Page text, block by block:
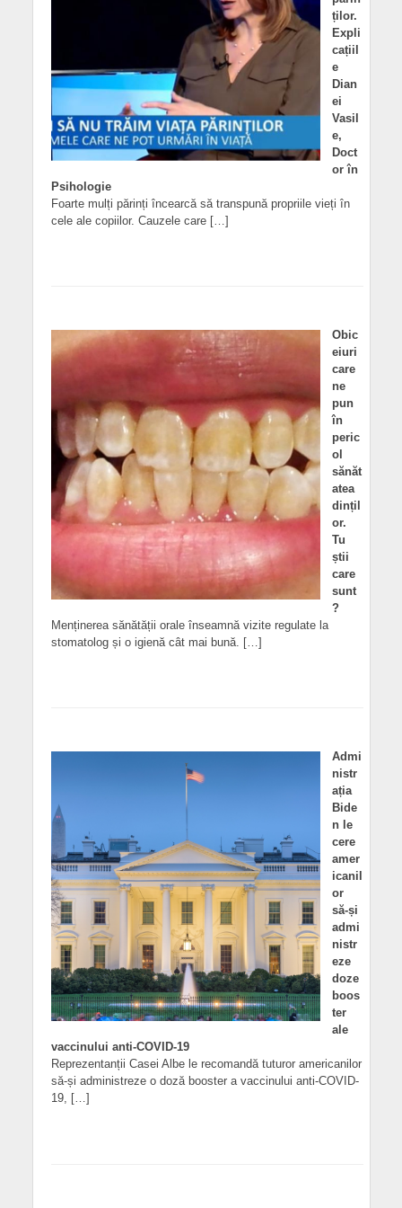
ților.
Expli
cațiil
e
Dian
ei
Vasil
e,
Doct
or în
Psihologie
Foarte mulți părinți încearcă să transpună propriile vieți în
cele ale copiilor. Cauzele care […]
Obic
eiuri
care
ne
pun
în
peric
ol
sănăt
atea
dințil
or.
Tu
știi
care
sunt
?
Menținerea sănătății orale înseamnă vizite regulate la
stomatolog și o igienă cât mai bună. […]
Admi
nistr
ația
Bide
n le
cere
amer
icanil
or
să-și
admi
nistr
eze
doze
boos
ter
ale
vaccinului anti-COVID-19
Reprezentanții Casei Albe le recomandă tuturor americanilor
să-și administreze o doză booster a vaccinului anti-COVID-
19, […]